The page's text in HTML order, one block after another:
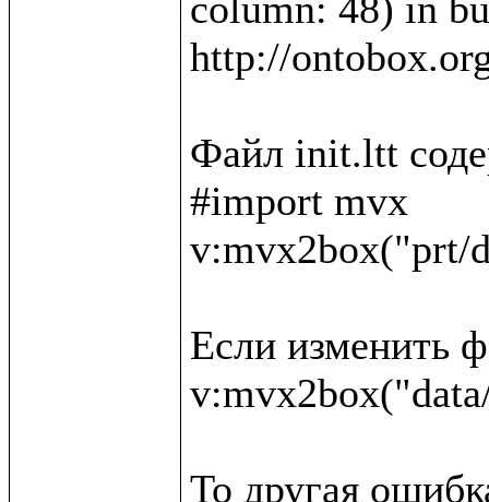
http://
Файл init.ltt
#import mvx
v:mvx2box("prt/
Если изменить
То другая